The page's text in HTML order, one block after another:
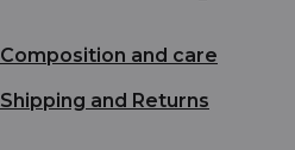
Composition and care
Shipping and Returns